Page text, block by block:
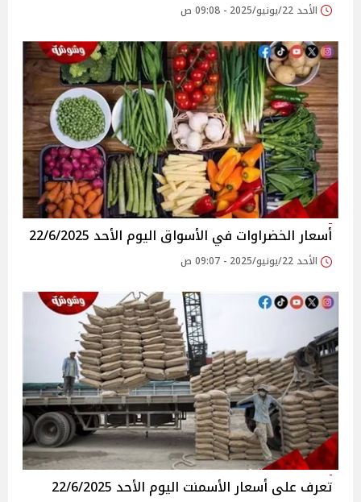
الأحد 22/يونيو/2025 - 09:08 ص
أسعار الخضراوات في الأسواق‎‎ اليوم الأحد 22/6/2025
الأحد 22/يونيو/2025 - 09:07 ص
تعرف على أسعار الأسمنت اليوم الأحد 22/6/2025